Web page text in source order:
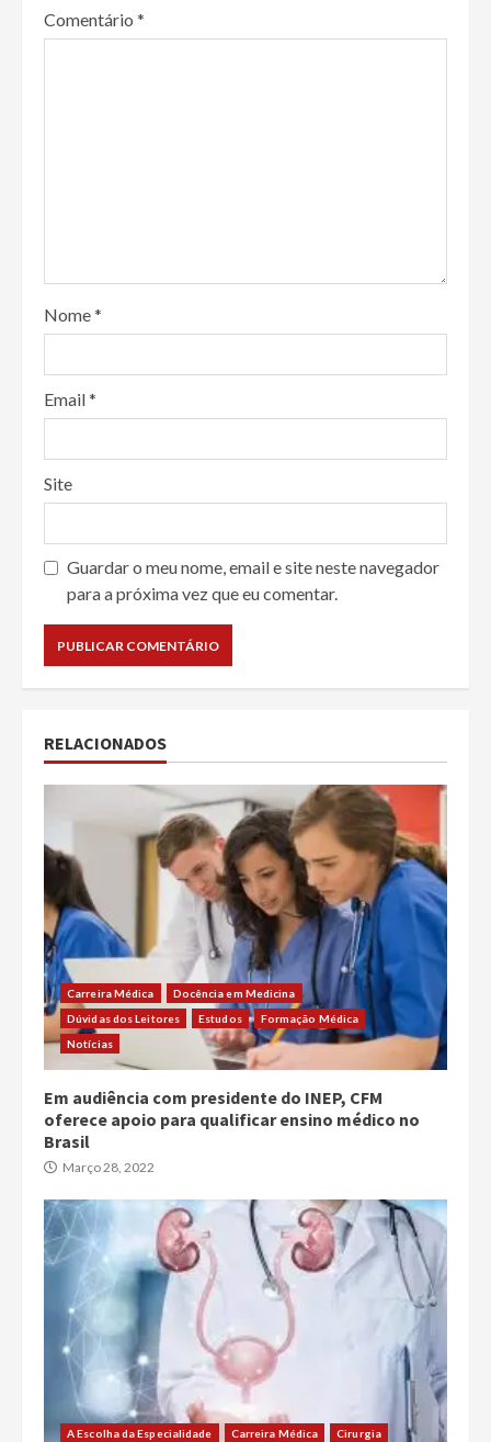
Comentário *
Nome*
Email*
Site
Guardar o meu nome, email e site neste navegador
para a próxima vez que eu comentar.
RELACIONADOS
Carreira Médica
Docência em Medicina
Dúvidas dos Leitores
Estudos
Formação Médica
Notícias
Em audiência com presidente do INEP, CFM
oferece apoio para qualificar ensino médico no
Brasil
Março 28, 2022
A Escolha da Especialidade Carreira Médica
Cirurgia